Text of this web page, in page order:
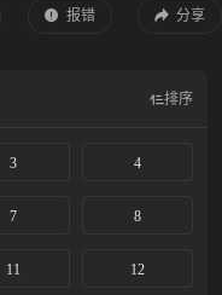
报错 分享
排序
3 4
7 8
11 12